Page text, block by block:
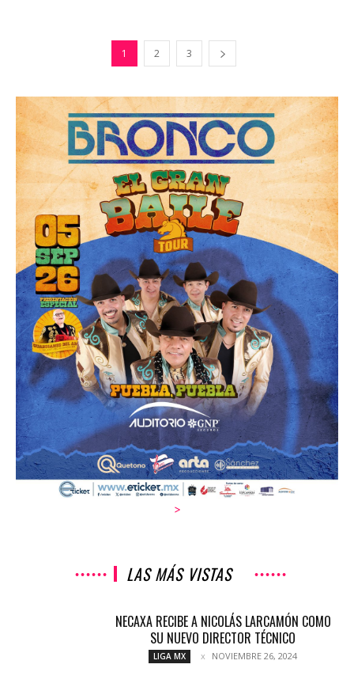
1 2 3
>
LAS MÁS VISTAS
NECAXA RECIBE A NICOLÁS LARCAMÓN COMO
SU NUEVO DIRECTOR TÉCNICO
LIGA MX NOVIEMBRE 26, 2024